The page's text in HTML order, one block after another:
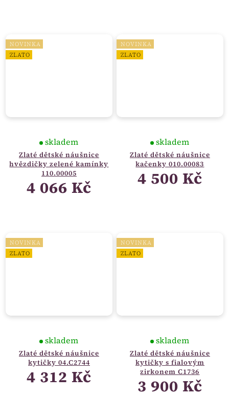
NOVINKA
ZLATO
Zlaté dětské náušnice
hvězdičky zelené kamínky
110.00005
skladem
4 066 Kč
NOVINKA
ZLATO
Zlaté dětské náušnice
kačenky 010.00083
skladem
4 500 Kč
NOVINKA
ZLATO
Zlaté dětské náušnice
kytičky 04.C2744
skladem
4 312 Kč
NOVINKA
ZLATO
Zlaté dětské náušnice
kytičky s fialovým
zirkonem C1736
skladem
3 900 Kč